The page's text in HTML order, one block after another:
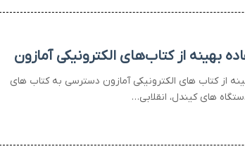
بهینه از کتاب‌های الکترونیکی آمازون
از کتاب های الکترونیکی آمازون دسترسی به کتاب های
های کیندل، انقلابی…